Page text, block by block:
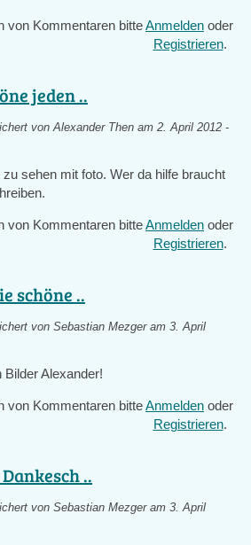
von Kommentaren bitteAnmelden oder
Registrieren.
jeden ..
vonAlexander Then am 2. April 2012 -
sehen mit foto. Wer da hilfe braucht
von Kommentaren bitteAnmelden oder
Registrieren.
schöne ..
von Sebastian Mezgeram 3. April
Alexander!
von Kommentaren bitteAnmelden oder
Registrieren.
..
von Sebastian Mezgeram 3. April